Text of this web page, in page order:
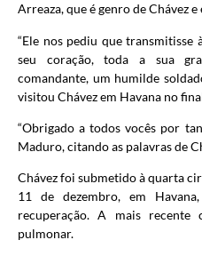
Arreaza, que é genro de Chávez
“Ele nos pediu que transmitisse
seu coração, toda a sua
comandante, um humilde
visitou Chávez em Havana no
“Obrigado a todos vocês por
Maduro, citando as palavras de
Chávez foi submetido à quarta
11 de dezembro, em
recuperação. A mais recente
pulmonar.